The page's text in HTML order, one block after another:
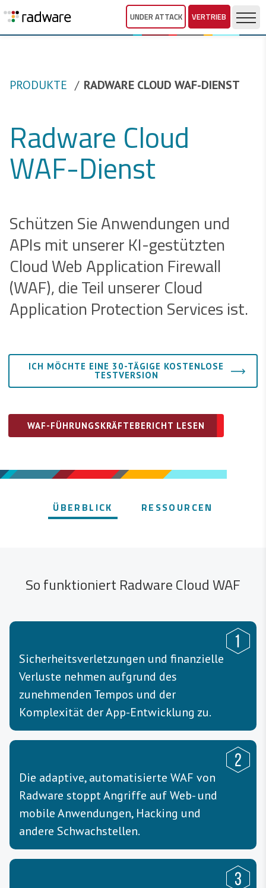
UNDER ATTACK VERTRIEB
PRODUKTE RADWARE CLOUD WAF-DIENST
Radware Cloud
WAF-Dienst
Schützen Sie Anwendungen und
APIs mit unserer KI-gestützten
Cloud Web Application Firewall
(WAF), die Teil unserer Cloud
Application Protection Services ist.
ICH MÖCHTE EINE 30-TÄGIGE KOSTENLOSE
TESTVERSION
WAF-FÜHRUNGSKRÄFTEBERICHT LESEN
ÜBERBLICK RESSOURCEN
So funktioniert Radware Cloud WAF
Sicherheitsverletzungen und finanzielle
Verluste nehmen aufgrund des
zunehmenden Tempos und der
Komplexität der App-Entwicklung zu.
Die adaptive, automatisierte WAF von
Radware stoppt Angriffe auf Web- und
mobile Anwendungen, Hacking und
andere Schwachstellen.